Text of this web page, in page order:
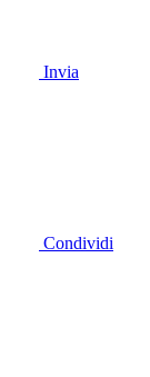
Invia
Condividi